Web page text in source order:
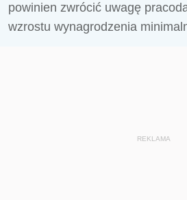
powinien zwrócić uwagę
wzrostu wynagrodzenia
REKLAMA